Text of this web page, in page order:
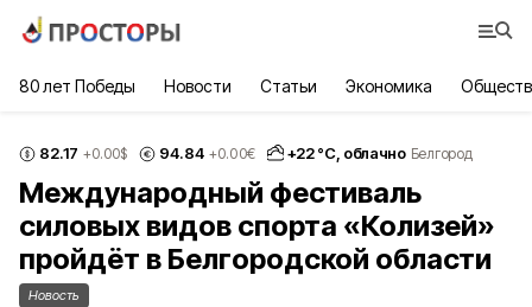
80 лет Победы Новости Статьи Экономика
82.17 +0.00$ 94.84 +0.00€ +22°С, облачно Белгород
Международный фестиваль
силовых видов спорта «Колизей»
пройдёт в Белгородской области
Новость